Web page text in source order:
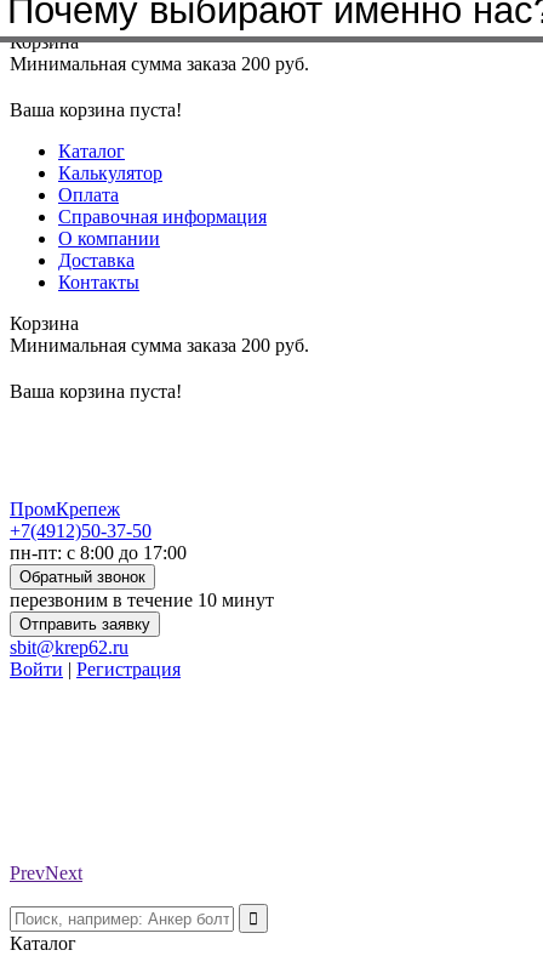
Меню+7(4912)50-37-50sbit@krep62.ru
Корзина
Минимальная сумма заказа 200 руб.
Ваша корзина пуста!
Каталог
Калькулятор
Оплата
Справочная информация
О компании
Доставка
Контакты
Корзина
Минимальная сумма заказа 200 руб.
Ваша корзина пуста!
ПромКрепеж
+7(4912)50-37-50
пн-пт: с 8:00 до 17:00
Обратный звонок
перезвоним в течение 10 минут
Отправить заявку
sbit@krep62.ru
Войти | Регистрация
PrevNext
Каталог
Почему выбирают именно